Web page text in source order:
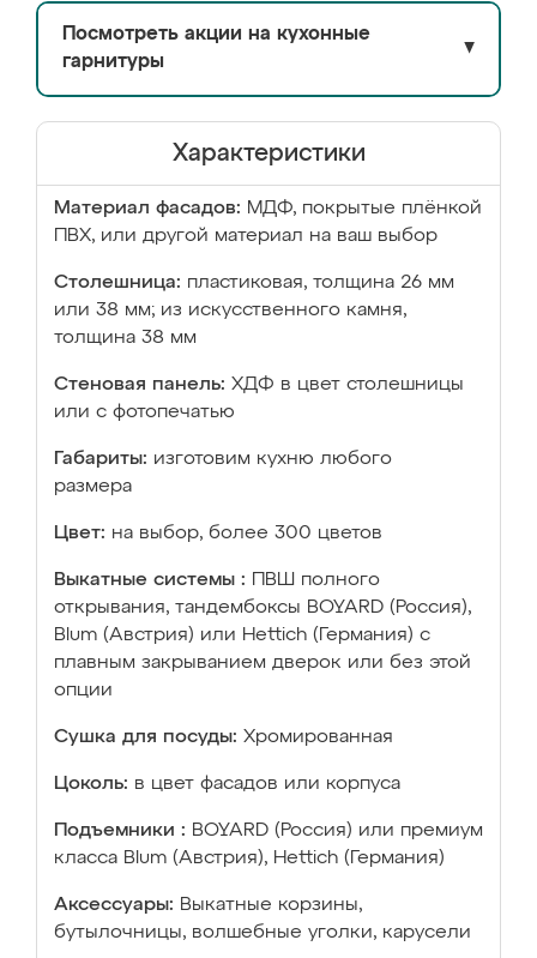
Посмотреть акции на кухонные
гарнитуры
▼
Характеристики
Материал фасадов: МДФ, покрытые плёнкой
ПВХ, или другой материал на ваш выбор
Столешница: пластиковая, толщина 26 мм
или 38 мм; из искусственного камня,
толщина 38 мм
Стеновая панель: ХДФ в цвет столешницы
или с фотопечатью
Габариты: изготовим кухню любого
размера
Цвет: на выбор, более 300 цветов
Выкатные системы :
ПВШ полного
открывания, тандембоксы BOYARD (Россия),
Blum (Австрия) или Hettich (Германия) с
плавным закрыванием дверок или без этой
опции
Сушка для посуды: Хромированная
Цоколь: в цвет фасадов или корпуса
Подъемники : BOYARD (Россия) или премиум
класса Blum (Австрия), Hettich (Германия)
Аксессуары: Выкатные корзины,
бутылочницы, волшебные уголки, карусели